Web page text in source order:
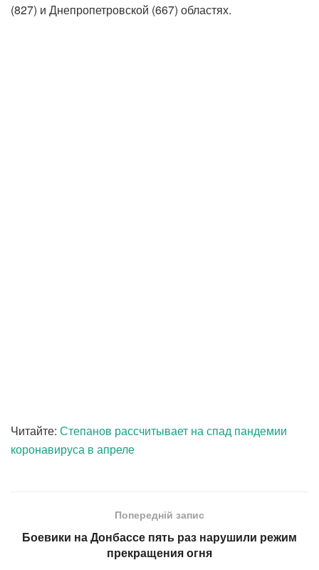
(827) и Днепропетровской (667) областях.
Читайте: Степанов рассчитывает на спад пандемии
коронавируса в апреле
Попередній запис
Боевики на Донбассе пять раз нарушили режим
прекращения огня